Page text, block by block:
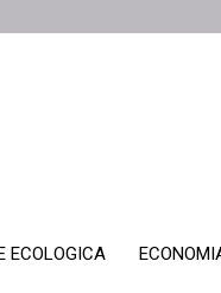
ECOLOGICA